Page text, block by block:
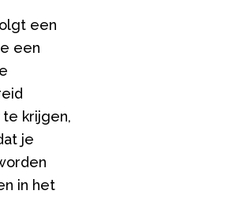
een
een
krijgen,
je
in het